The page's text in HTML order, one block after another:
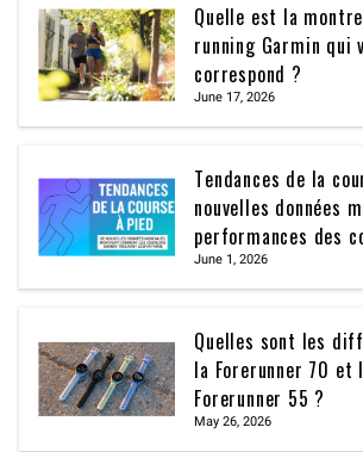
Quelle est la
running Garmin qui
correspond ?
June 17, 2026
Tendances de la
nouvelles données
performances des
June 1, 2026
Quelles sont les
la Forerunner 70 et
Forerunner 55 ?
May 26, 2026